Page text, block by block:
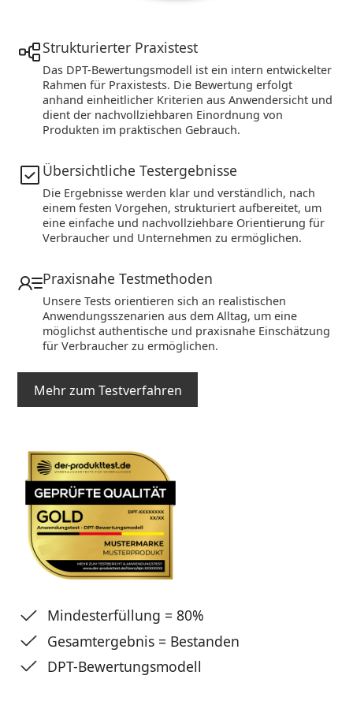
Strukturierter Praxistest
Das DPT-Bewertungsmodell ist ein intern entwickelter
Rahmen für Praxistests. Die Bewertung erfolgt
anhand einheitlicher Kriterien aus Anwendersicht und
dient der nachvollziehbaren Einordnung von
Produkten im praktischen Gebrauch.
Übersichtliche Testergebnisse
Die Ergebnisse werden klar und verständlich, nach
einem festen Vorgehen, strukturiert aufbereitet, um
eine einfache und nachvollziehbare Orientierung für
Verbraucher und Unternehmen zu ermöglichen.
Praxisnahe Testmethoden
Unsere Tests orientieren sich an realistischen
Anwendungsszenarien aus dem Alltag, um eine
möglichst authentische und praxisnahe Einschätzung
für Verbraucher zu ermöglichen.
Mehr zum Testverfahren
Mindesterfüllung = 80%
Gesamtergebnis = Bestanden
DPT-Bewertungsmodell